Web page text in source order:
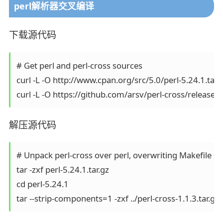
perl解析器交叉编译
下载源代码
# Get perl and perl-cross sources
curl -L -O http://www.cpan.org/src/5.0/perl-
curl -L -O https://github.com/arsv/perl-cross/
解压源代码
# Unpack perl-cross over perl, overwriting Makefile
tar -zxf perl-5.24.1.tar.gz
cd perl-5.24.1
tar --strip-components=1 -zxf ../perl-cross-1.1.3.tar.gz